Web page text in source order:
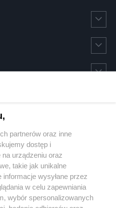
partnerów oraz inne
dostęp i
urządzeniu oraz
takie jak unikalne
wysyłane przez
w celu zapewniania
wybór spersonalizowanych